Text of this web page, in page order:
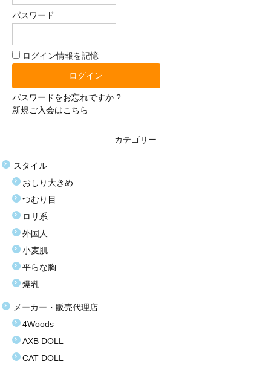
体重選択
10-20kg
31-40kg
材質選択
TPE（エラストラマー）
塩化ビニール（プラスティック）
価格選択
3万円以下
3万〜8万円
パスワード
ログイン情報を記憶
パスワードをお忘れですか ?
新規ご入会はこちら
カテゴリー
スタイル
おしり大きめ
つむり目
ロリ系
外国人
小麦肌
平らな胸
爆乳
メーカー・販売代理店
4Woods
AXB DOLL
CAT DOLL